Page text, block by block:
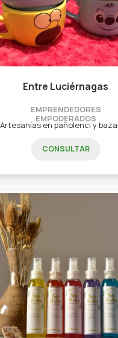
Entre Luciérnagas
EMPRENDEDORES
EMPODERADOS
CONSULTAR